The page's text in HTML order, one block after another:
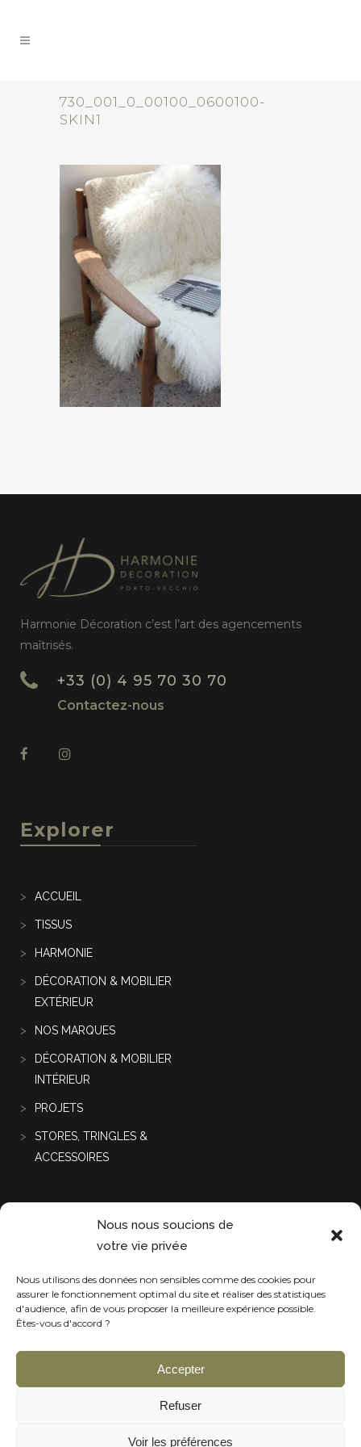
Nous nous soucions de
votre vie privée
Nous utilisons des données non sensibles comme des cookies pour
assurer le fonctionnement optimal du site et réaliser des statistiques
d'audience, afin de vous proposer la meilleure expérience possible.
Êtes-vous d'accord ?
Accepter
Refuser
Voir les préférences
730_001_0_00100_0600100-
SKIN1
Harmonie Décoration c’est l’art des agencements
maîtrisés.
+33 (0) 4 95 70 30 70
Contactez-nous
Explorer
ACCUEIL
TISSUS
HARMONIE
DÉCORATION & MOBILIER
EXTÉRIEUR
NOS MARQUES
DÉCORATION & MOBILIER
INTÉRIEUR
PROJETS
STORES, TRINGLES &
ACCESSOIRES
Projets récentes